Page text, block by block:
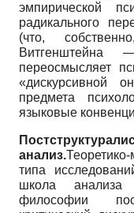
эмпирической
радикального
(что,
переосмысляет
«дискурсивной
предмета
языковые
анализ.
типа
школа анализа
философии